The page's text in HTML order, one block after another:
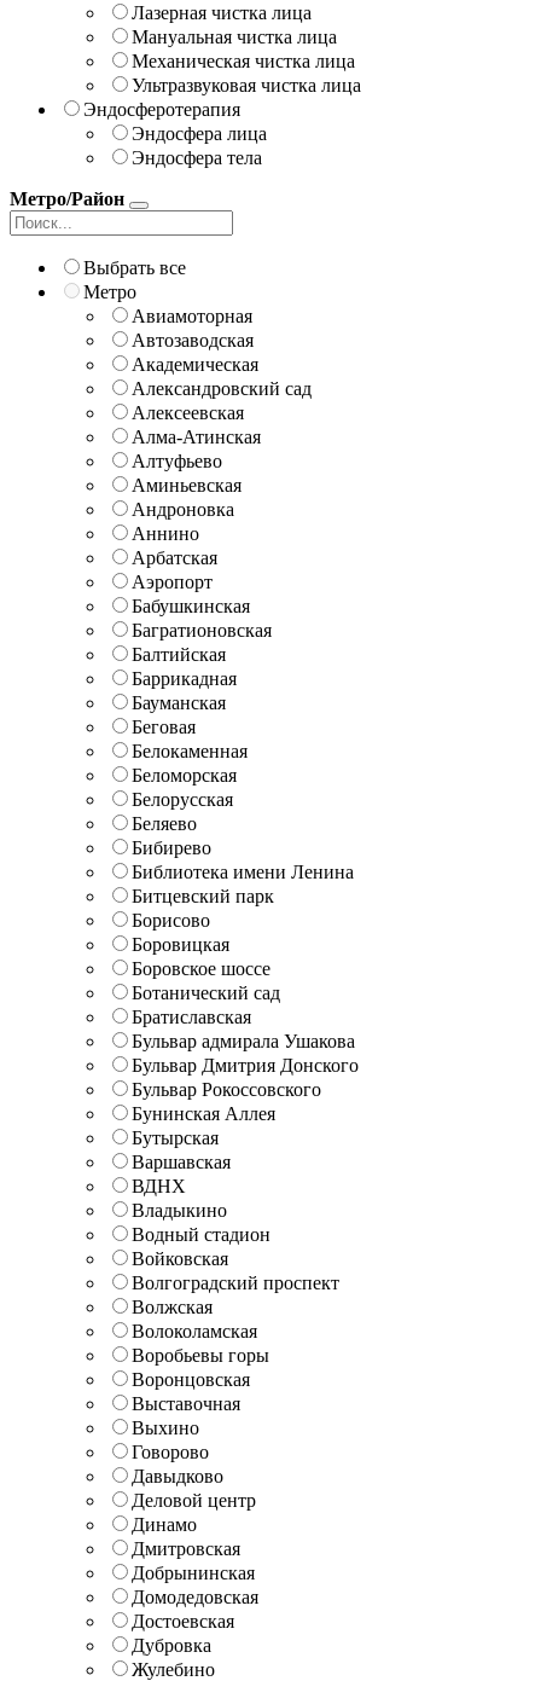
Лазерная чистка лица
Мануальная чистка лица
Механическая чистка лица
Ультразвуковая чистка лица
Эндосферотерапия
Эндосфера лица
Эндосфера тела
Метро/Район
Выбрать все
Метро
Авиамоторная
Автозаводская
Академическая
Александровский сад
Алексеевская
Алма-Атинская
Алтуфьево
Аминьевская
Андроновка
Аннино
Арбатская
Аэропорт
Бабушкинская
Багратионовская
Балтийская
Баррикадная
Бауманская
Беговая
Белокаменная
Беломорская
Белорусская
Беляево
Бибирево
Библиотека имени Ленина
Битцевский парк
Борисово
Боровицкая
Боровское шоссе
Ботанический сад
Братиславская
Бульвар адмирала Ушакова
Бульвар Дмитрия Донского
Бульвар Рокоссовского
Бунинская Аллея
Бутырская
Варшавская
ВДНХ
Владыкино
Водный стадион
Войковская
Волгоградский проспект
Волжская
Волоколамская
Воробьевы горы
Воронцовская
Выставочная
Выхино
Говорово
Давыдково
Деловой центр
Динамо
Дмитровская
Добрынинская
Домодедовская
Достоевская
Дубровка
Жулебино